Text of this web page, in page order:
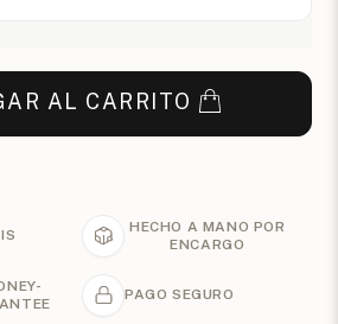
AL CARRITO
HECHO A MANO POR
ENCARGO
PAGO SEGURO